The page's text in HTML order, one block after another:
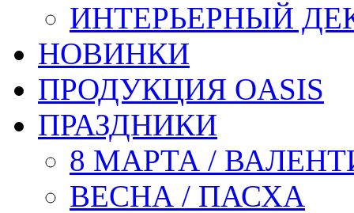
ИНТЕРЬЕРНЫЙ
НОВИНКИ
ПРОДУКЦИЯ OASIS
ПРАЗДНИКИ
8 МАРТА /
ВЕСНА / ПАСХА